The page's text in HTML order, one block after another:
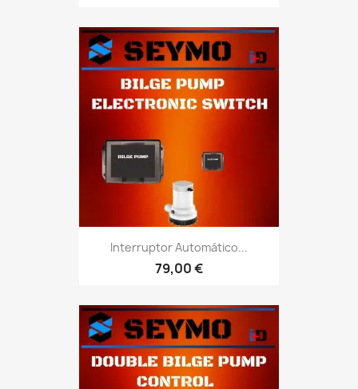
Interruptor Automático...
79,00 €